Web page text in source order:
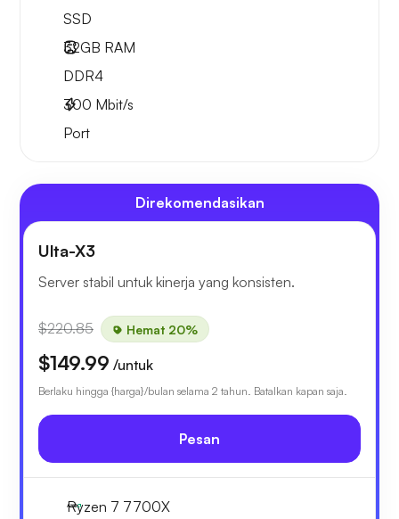
SSD
32GB RAM
DDR4
300 Mbit/s
Port
Direkomendasikan
Ulta-X3
Server stabil untuk kinerja yang konsisten.
$220.85 Hemat 20%
$149.99 /untuk
Berlaku hingga {harga}/bulan selama 2 tahun. Batalkan kapan saja.
Pesan
Ryzen 7 7700X